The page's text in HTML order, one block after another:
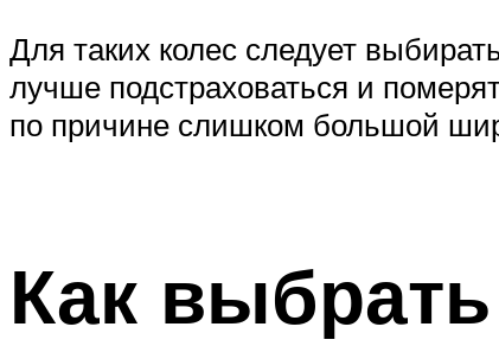
Для таких колес следует
лучше подстраховаться и
по причине слишком большой
Как